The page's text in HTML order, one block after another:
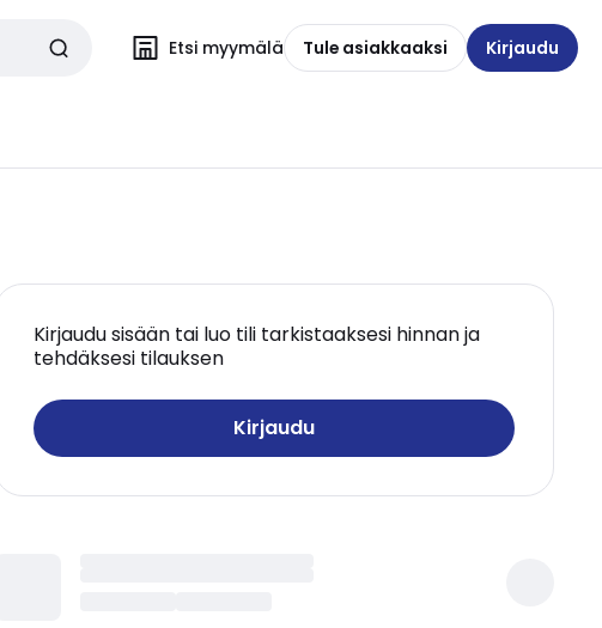
Etsi myymälä Tule asiakkaaksi Kirjaudu
Kirjaudu sisään tai luo tili tarkistaaksesi hinnan ja
tehdäksesi tilauksen
Kirjaudu